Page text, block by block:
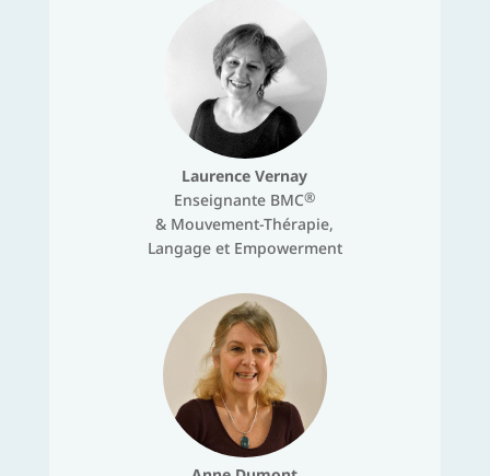
Laurence Vernay
Enseignante BMC®
& Mouvement-Thérapie,
Langage et Empowerment